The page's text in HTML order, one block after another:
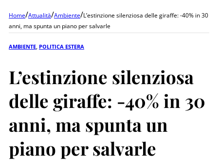
Home/Attualità/Ambiente/L’estinzione silenziosa delle giraffe: -40% in 30
anni, ma spunta un piano per salvarle
AMBIENTE POLITICA ESTERA
L’estinzione silenziosa
delle giraffe: -40% in 30
anni, ma spunta un
piano per salvarle